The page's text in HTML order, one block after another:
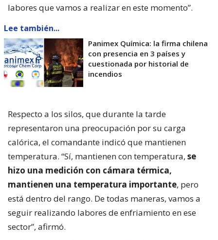
labores que vamos a realizar en este momento”.
Lee también...
Panimex Química: la firma chilena
con presencia en 3 países y
cuestionada por historial de
incendios
Respecto a los silos, que durante la tarde
representaron una preocupación por su carga
calórica, el comandante indicó que mantienen
temperatura. “Sí, mantienen con temperatura, se
hizo una medición con cámara térmica,
mantienen una temperatura importante, pero
está dentro del rango. De todas maneras, vamos a
seguir realizando labores de enfriamiento en ese
sector”, afirmó.